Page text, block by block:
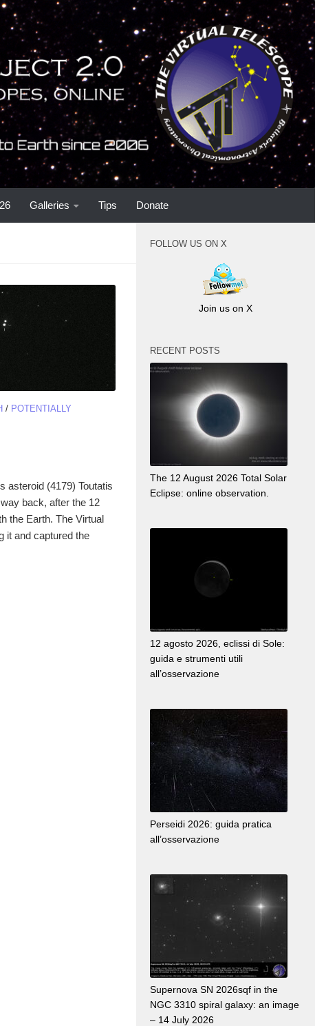
Galleries Tips Donate
/ POTENTIALLY
asteroid (4179) Toutatis
back, after the 12
the Earth. The Virtual
it and captured the
FOLLOW US ON X
Join us on X
RECENT POSTS
The 12 August 2026 Total Solar
Eclipse: online observation.
12 agosto 2026, eclissi di Sole:
guida e strumenti utili
all’osservazione
Perseidi 2026: guida pratica
all’osservazione
Supernova SN 2026sqf in the
NGC 3310 spiral galaxy: an image
– 14 July 2026